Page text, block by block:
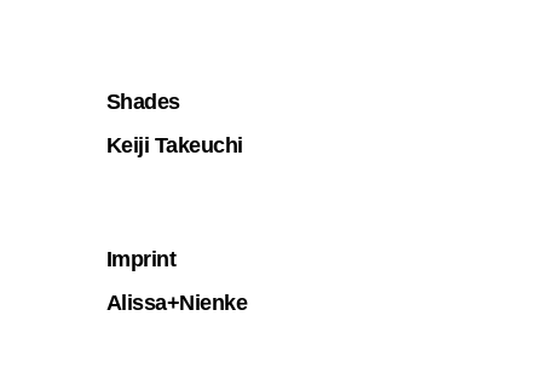
Shades
Keiji Takeuchi
Imprint
Alissa+Nienke